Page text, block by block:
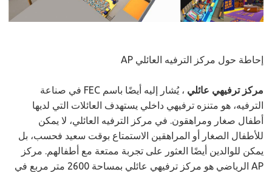
إحاطة حول مركز الترفيه العائلي AP
مركز ترفيهي عائلي
، يُشار إليه أيضًا باسم FEC في صناعة
الترفيه، هو متنزه ترفيهي داخلي يستهدف العائلات التي لديها
أطفال صغار ومراهقون. في مركز الترفيه العائلي، لا يمكن
للأطفال الصغار أو المراهقين الاستمتاع بوقت سعيد فحسب، بل
يمكن للوالدين أيضًا العثور على تجربة ممتعة مع أطفالهم. مركز
AP الرياضي هو مركز ترفيهي عائلي بمساحة 2600 متر مربع في